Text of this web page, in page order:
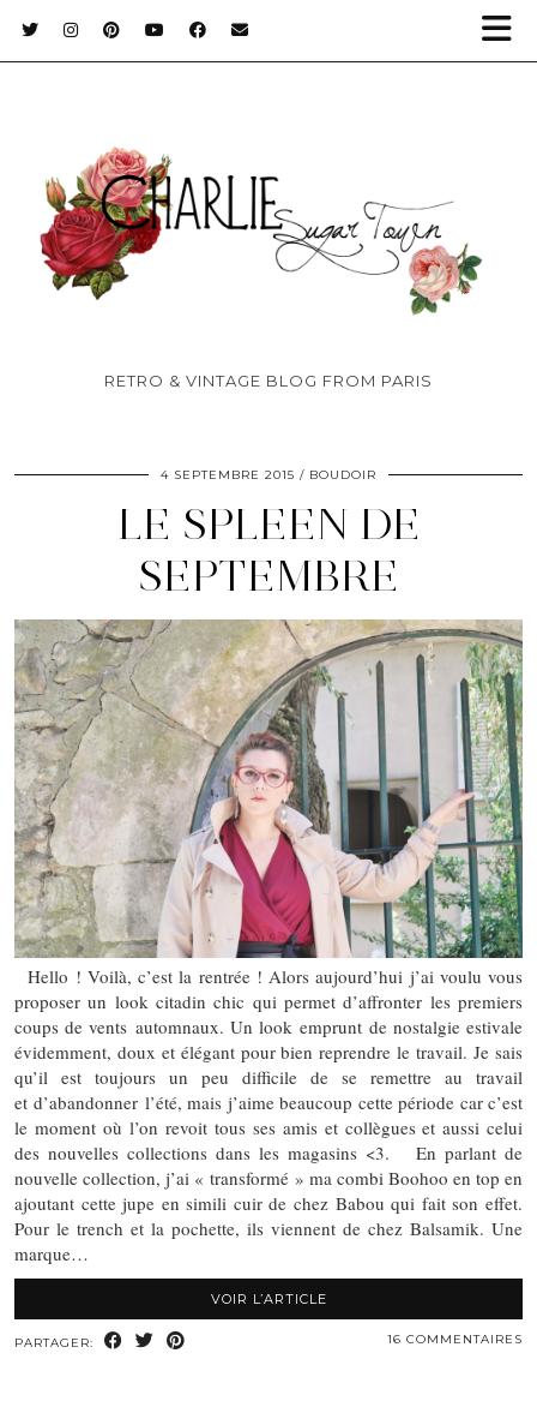
RETRO & VINTAGE BLOG FROM PARIS
4 SEPTEMBRE 2015 BOUDOIR
LE SPLEEN DE
SEPTEMBRE
Hello ! Voilà, c’est la rentrée ! Alors aujourd’hui j’ai voulu vous
proposer un look citadin chic qui permet d’affronter les premiers
coups de vents automnaux. Un look emprunt de nostalgie estivale
évidemment, doux et élégant pour bien reprendre le travail. Je sais
qu’il est toujours un peu difficile de se remettre au travail
et d’abandonner l’été, mais j’aime beaucoup cette période car c’est
le moment où l’on revoit tous ses amis et collègues et aussi celui
des nouvelles collections dans les magasins <3. En parlant de
nouvelle collection, j’ai « transformé » ma combi Boohoo en top en
ajoutant cette jupe en simili cuir de chez Babou qui fait son effet.
Pour le trench et la pochette, ils viennent de chez Balsamik. Une
marque…
VOIR L’ARTICLE
PARTAGER: 16 COMMENTAIRES